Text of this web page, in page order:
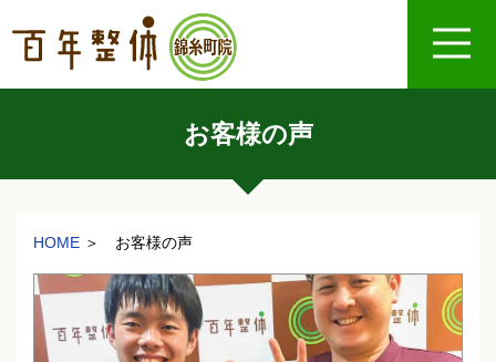
お客様の声
HOME ＞ お客様の声